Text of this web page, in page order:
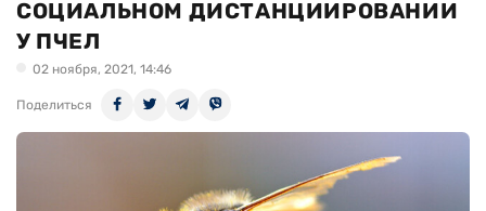
СОЦИАЛЬНОМ ДИСТАНЦИИРОВАНИИ
У ПЧЕЛ
02 ноября, 2021, 14:46
Поделиться